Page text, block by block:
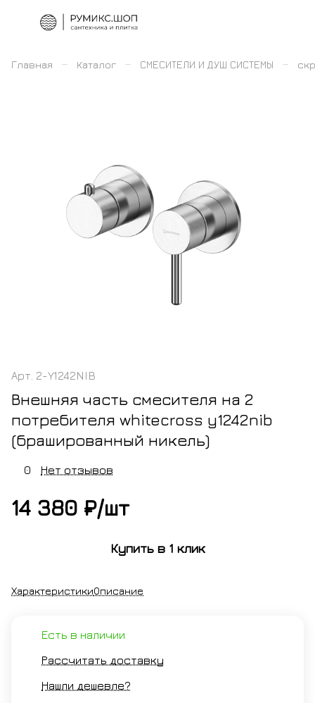
Главная – Каталог – СМЕСИТЕЛИ И ДУШ СИСТЕМЫ –
Арт. 2-Y1242NIB
Внешняя часть смесителя на 2
потребителя whitecross y1242nib
(брашированный никель)
0 Нет отзывов
14 380 ₽/шт
Купить в 1 клик
ХарактеристикиОписание
Есть в наличии
Рассчитать доставку
Нашли дешевле?